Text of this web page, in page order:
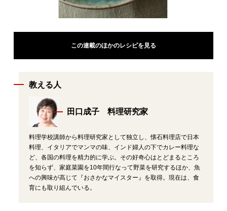
この連載のほかのレシピを見る
教える人
田口成子 料理研究家
料理学校講師から料理研究家として独立し、懐石料理店で日本
料理、イタリアでマンマの味、インド婦人の下でカレー料理な
ど、各国の料理を精力的に学ぶ。その好奇心はとどまるところ
を知らず、家庭菜園を10年間行なって野菜を研究するほか、魚
への興味が高じて『おさかなマイスター』を取得。現在は、食
育にも取り組んでいる。